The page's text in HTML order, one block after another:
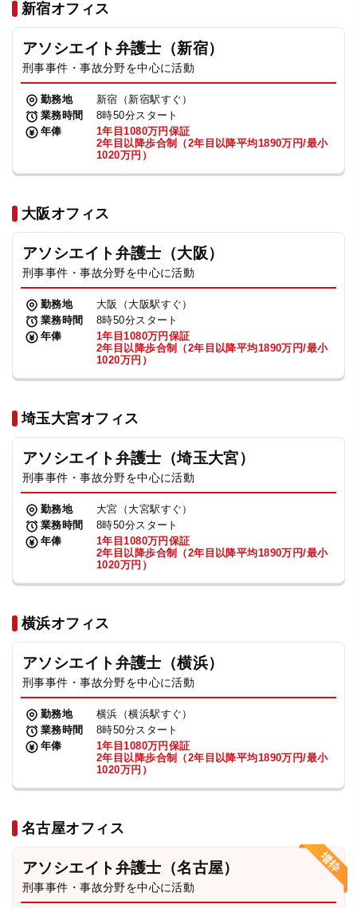
新宿オフィス
アソシエイト弁護士（新宿）
刑事事件・事故分野を中心に活動
勤務地
新宿（新宿駅すぐ）
業務時間
8時50分スタート
年俸
1年目1080万円保証
2年目以降歩合制（2年目以降平均1890万円/最小
1020万円）
大阪オフィス
アソシエイト弁護士（大阪）
刑事事件・事故分野を中心に活動
勤務地
大阪（大阪駅すぐ）
業務時間
8時50分スタート
年俸
1年目1080万円保証
2年目以降歩合制（2年目以降平均1890万円/最小
1020万円）
埼玉大宮オフィス
アソシエイト弁護士（埼玉大宮）
刑事事件・事故分野を中心に活動
勤務地
大宮（大宮駅すぐ）
業務時間
8時50分スタート
年俸
1年目1080万円保証
2年目以降歩合制（2年目以降平均1890万円/最小
1020万円）
横浜オフィス
アソシエイト弁護士（横浜）
刑事事件・事故分野を中心に活動
勤務地
横浜（横浜駅すぐ）
業務時間
8時50分スタート
年俸
1年目1080万円保証
2年目以降歩合制（2年目以降平均1890万円/最小
1020万円）
名古屋オフィス
アソシエイト弁護士（名古屋）
刑事事件・事故分野を中心に活動
求人採用
お知らせ
特設サイト
相談先情報サイト
法人グループ
プライバシーポリシー 利用規約
TikTok受賞 定義集 動画集